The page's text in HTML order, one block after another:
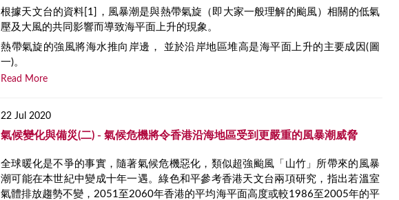
根據天文台的資料[1]，風暴潮是與熱帶氣旋（即大家一般理解的颱風）相關的低氣
壓及大風的共同影響而導致海平面上升的現象。
熱帶氣旋的強風將海水推向岸邊， 並於沿岸地區堆高是海平面上升的主要成因(圖
一)。
Read More
22 Jul 2020
氣候變化與備災(二) - 氣候危機將令香港沿海地區受到更嚴重的風暴潮威脅
全球暖化是不爭的事實，隨著氣候危機惡化，類似超強颱風「山竹」所帶來的風暴
潮可能在本世紀中變成十年一遇。綠色和平參考香港天文台兩項研究，指出若溫室
氣體排放趨勢不變，2051至2060年香港的平均海平面高度或較1986至2005年的平